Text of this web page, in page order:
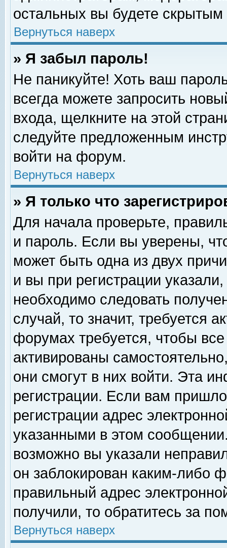
остальных вы будете скрытым
Вернуться наверх
» Я забыл пароль!
Не паникуйте! Хоть ваш
всегда можете запросить
входа, щелкните на этой
следуйте предложенным
войти на форум.
Вернуться наверх
» Я только что
Для начала проверьте,
и пароль. Если вы уверены,
может быть одна из двух
и вы при регистрации
необходимо следовать
случай, то значит, требуется
форумах требуется, чтобы
активированы
они смогут в них войти. Эта
регистрации. Если вам
регистрации адрес
указанными в этом
возможно вы указали
он заблокирован каким-либо
правильный адрес
получили, то обратитесь за
Вернуться наверх